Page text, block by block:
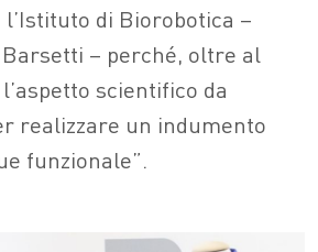
di Biorobotica –
– perché, oltre al
scientifico da
realizzare un indumento
funzionale”.